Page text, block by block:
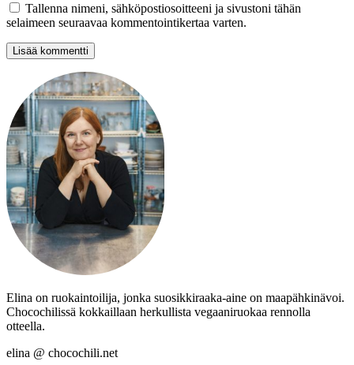
Tallenna nimeni, sähköpostiosoitteeni ja sivustoni tähän
selaimeen seuraavaa kommentointikertaa varten.
Elina on ruokaintoilija, jonka suosikkiraaka-aine on maapähkinävoi.
Chocochilissä kokkaillaan herkullista vegaaniruokaa rennolla
otteella.
elina @ chocochili.net